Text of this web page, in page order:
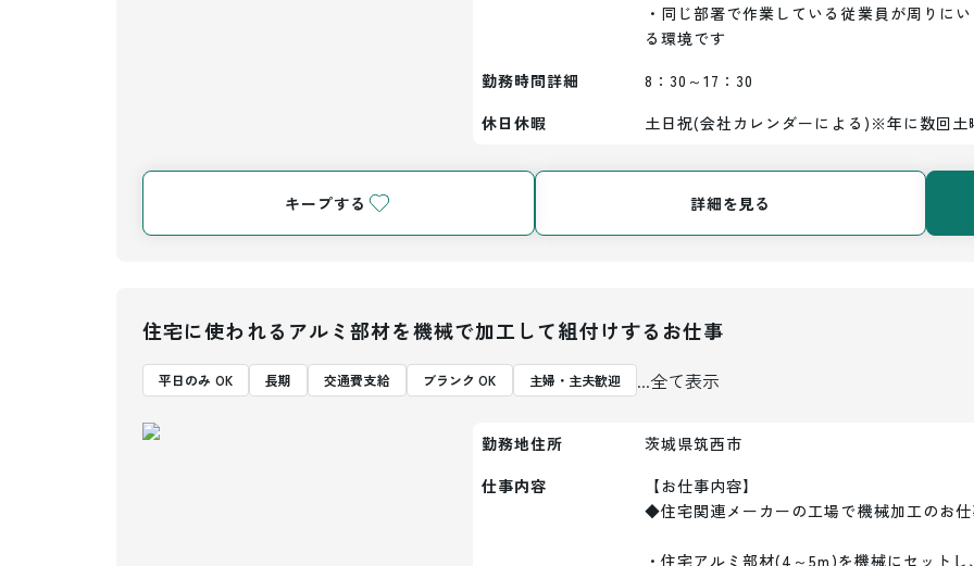
・同じ部署で作業している従業員が周りに
る環境です
勤務時間詳細
8：30～17：30
休日休暇
土日祝(会社カレンダーによる)※年に数回土
キープする 詳細を見る
住宅に使われるアルミ部材を機械で加工して組付けするお仕事
平日のみ OK 長期 交通費支給 ブランク OK 主婦・主夫歓迎 ...全て表示
勤務地住所
茨城県筑西市
仕事内容
【お仕事内容】
◆住宅関連メーカーの工場で機械加工のお
・住宅アルミ部材(4～5m)を機械にセット